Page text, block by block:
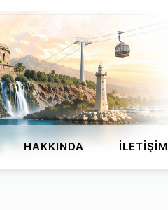
HAKKINDA İLETIŞIM